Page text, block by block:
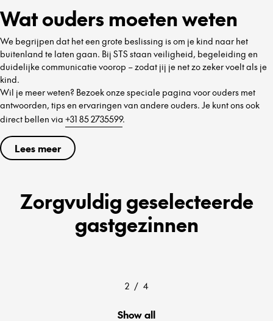
Wat ouders moeten weten
We begrijpen dat het een grote beslissing is om je kind naar het
buitenland te laten gaan. Bij STS staan veiligheid, begeleiding en
duidelijke communicatie voorop – zodat jij je net zo zeker voelt als je
kind.
Wil je meer weten? Bezoek onze speciale pagina voor ouders met
antwoorden, tips en ervaringen van andere ouders. Je kunt ons ook
direct bellen via +31 85 2735599.
Lees meer
Zorgvuldig geselecteerde
gastgezinnen
2 / 4
Show all